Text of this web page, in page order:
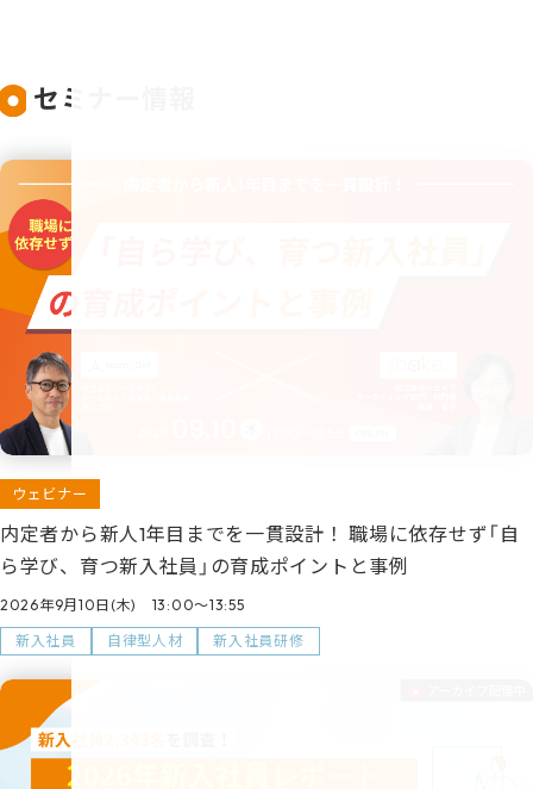
セミナー情報
ウェビナー
内定者から新人1年目までを一貫設計！ 職場に依存せず「自
ら学び、育つ新入社員」の育成ポイントと事例
2026年9月10日(木) 13:00～13:55
新入社員
自律型人材 新入社員研修